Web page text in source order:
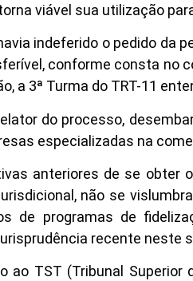
viável sua utilização
indeferido o pedido da
conforme consta no
a 3ª Turma do TRT-11
do processo,
especializadas na
anteriores de se obter
não se
de programas de
recente neste
ao TST (Tribunal Superior